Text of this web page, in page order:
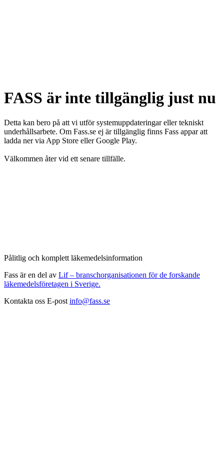
FASS är inte tillgänglig just nu
Detta kan bero på att vi utför systemuppdateringar eller tekniskt
underhållsarbete. Om Fass.se ej är tillgänglig finns Fass appar att
ladda ner via App Store eller Google Play.
Välkommen åter vid ett senare tillfälle.
Pålitlig och komplett läkemedelsinformation
Fass är en del av Lif – branschorganisationen för de forskande
läkemedelsföretagen i Sverige.
Kontakta oss E-post info@fass.se